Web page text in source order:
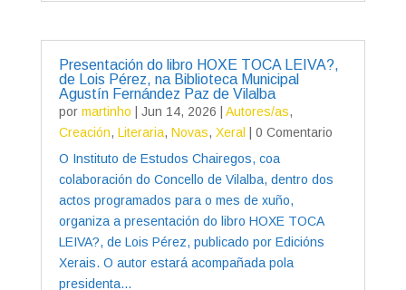
Presentación do libro HOXE TOCA LEIVA?,
de Lois Pérez, na Biblioteca Municipal
Agustín Fernández Paz de Vilalba
por martinho Jun 14, 2026 Autores/as,
Creación, Literaria, Novas, Xeral
| 0 Comentario
O Instituto de Estudos Chairegos, coa
colaboración do Concello de Vilalba, dentro dos
actos programados para o mes de xuño,
organiza a presentación do libro HOXE TOCA
LEIVA?, de Lois Pérez, publicado por Edicións
Xerais. O autor estará acompañada pola
presidenta...